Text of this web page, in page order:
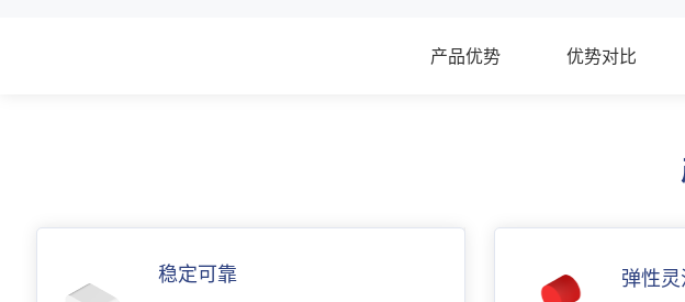
产品优势 优势对比
稳定可靠 弹性